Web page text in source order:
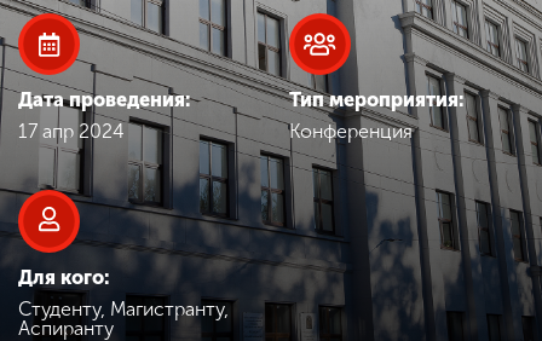
Наука
Международная
деятельность
Другие виды
деятельности
Дата проведения:
17 апр 2024
Тип мероприятия:
Конференция
Для кого:
Студенту, Магистранту,
Аспиранту